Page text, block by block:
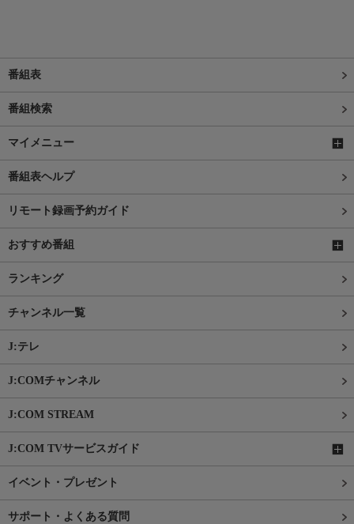
番組表
番組検索
マイメニュー
番組表ヘルプ
リモート録画予約ガイド
おすすめ番組
ランキング
チャンネル一覧
J:テレ
J:COMチャンネル
J:COM STREAM
J:COM TVサービスガイド
イベント・プレゼント
サポート・よくある質問